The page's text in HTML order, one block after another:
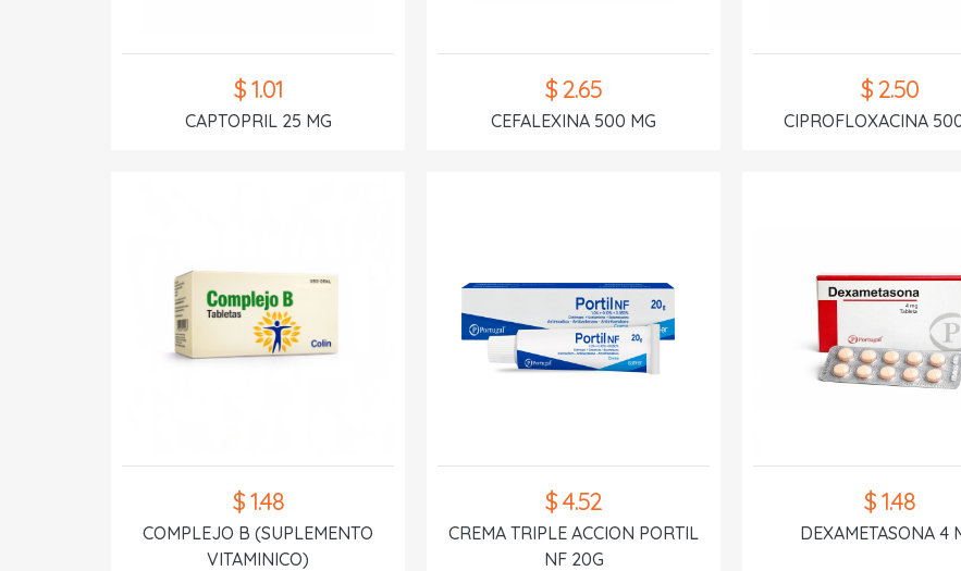
$ 1.01
CAPTOPRIL 25 MG
$ 2.65
CEFALEXINA 500 MG
$ 2.50
CIPROFLOXACINA
$ 1.48
COMPLEJO B (SUPLEMENTO
VITAMINICO)
$ 4.52
CREMA TRIPLE ACCION PORTIL
NF 20G
$ 1.48
DEXAMETASONA 4